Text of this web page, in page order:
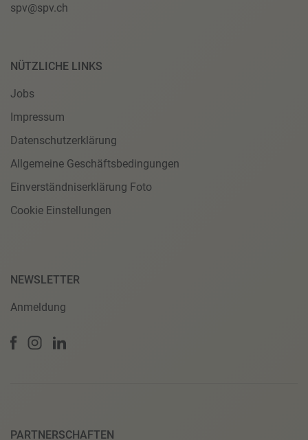
spv@spv.ch
NÜTZLICHE LINKS
Jobs
Impressum
Datenschutzerklärung
Allgemeine Geschäftsbedingungen
Einverständniserklärung Foto
Cookie Einstellungen
NEWSLETTER
Anmeldung
PARTNERSCHAFTEN